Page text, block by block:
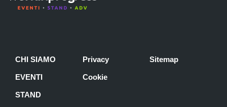
CHI SIAMO
EVENTI
STAND
Privacy
Cookie
Sitemap